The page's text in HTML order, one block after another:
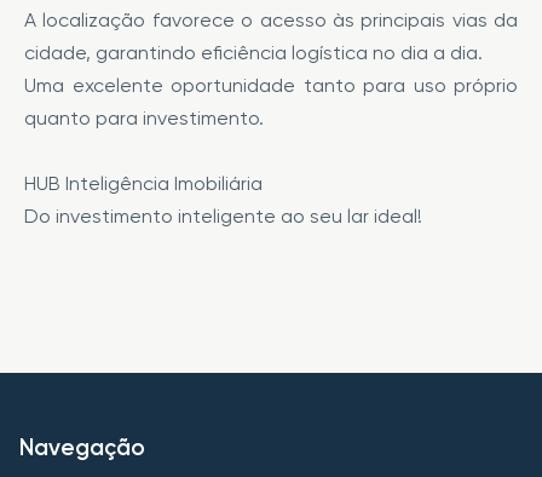
A localização favorece o acesso às principais vias da
cidade, garantindo eficiência logística no dia a dia.
Uma excelente oportunidade tanto para uso próprio
quanto para investimento.
HUB Inteligência Imobiliária
Do investimento inteligente ao seu lar ideal!
Navegação